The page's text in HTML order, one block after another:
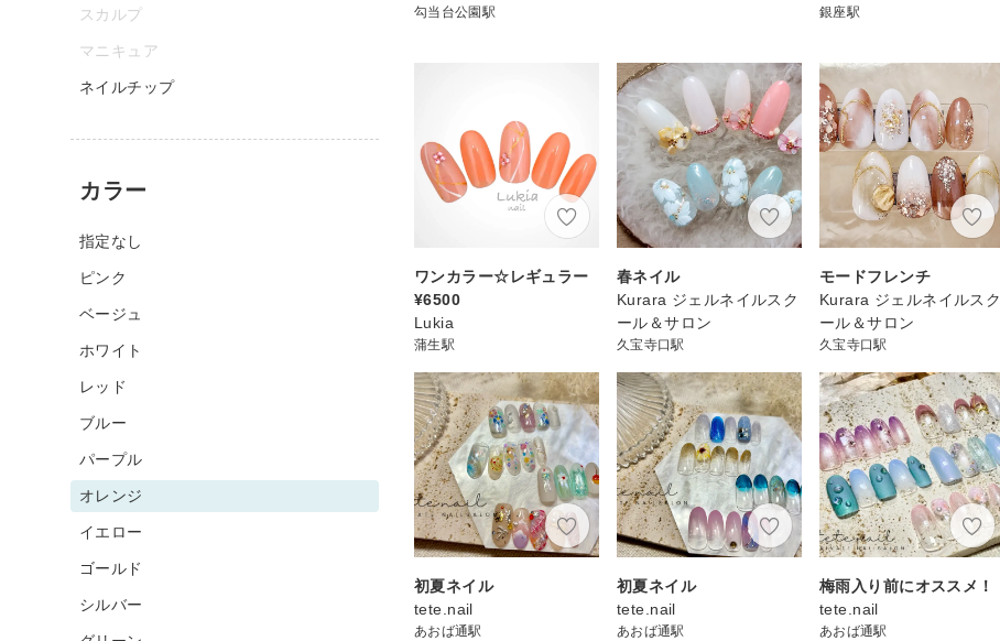
勾当台公園駅 銀座駅
ワンカラー☆レギュラー
¥6500
Lukia
蒲生駅
春ネイル
Kurara ジェルネイルスク
ール＆サロン
久宝寺口駅
モードフレンチ
Kurara ジェルネイルスク
ール＆サロン
久宝寺口駅
初夏ネイル
tete.nail
あおば通駅
初夏ネイル
tete.nail
あおば通駅
梅雨入り前にオススメ！
tete.nail
あおば通駅
スカルプ
マニキュア
ネイルチップ
カラー
指定なし
ピンク
ベージュ
ホワイト
レッド
ブルー
パープル
オレンジ
イエロー
ゴールド
シルバー